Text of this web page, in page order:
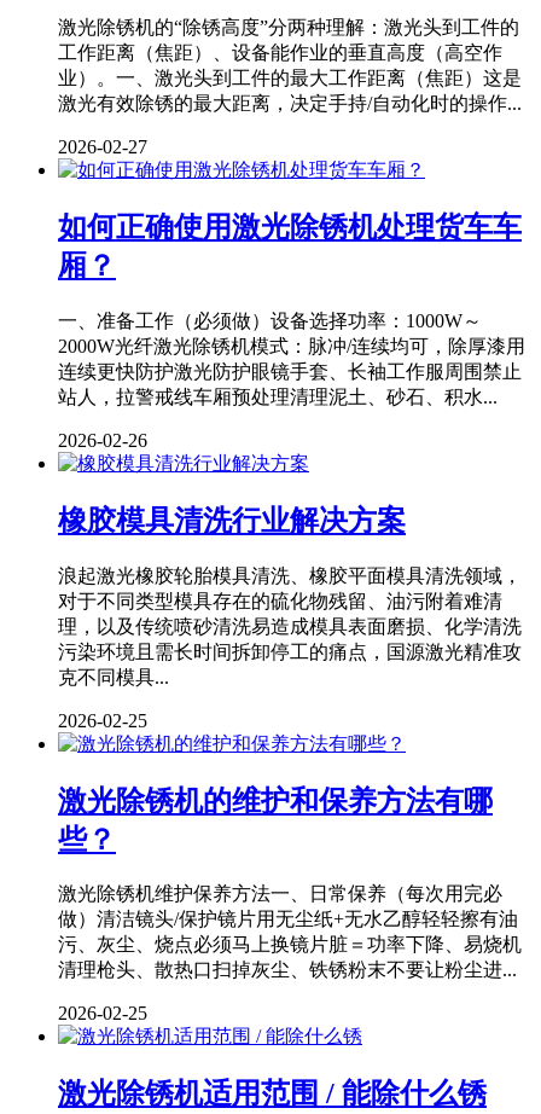
激光除锈机的“除锈高度”分两种理解：激光头到工件的
工作距离（焦距）、设备能作业的垂直高度（高空作
业）。一、激光头到工件的最大工作距离（焦距）这是
激光有效除锈的最大距离，决定手持/自动化时的操作...
2026-02-27
如何正确使用激光除锈机处理货车车
厢？
一、准备工作（必须做）设备选择功率：1000W～
2000W光纤激光除锈机模式：脉冲/连续均可，除厚漆用
连续更快防护激光防护眼镜手套、长袖工作服周围禁止
站人，拉警戒线车厢预处理清理泥土、砂石、积水...
2026-02-26
橡胶模具清洗行业解决方案
浪起激光橡胶轮胎模具清洗、橡胶平面模具清洗领域，
对于不同类型模具存在的硫化物残留、油污附着难清
理，以及传统喷砂清洗易造成模具表面磨损、化学清洗
污染环境且需长时间拆卸停工的痛点，国源激光精准攻
克不同模具...
2026-02-25
激光除锈机的维护和保养方法有哪
些？
激光除锈机维护保养方法一、日常保养（每次用完必
做）清洁镜头/保护镜片用无尘纸+无水乙醇轻轻擦有油
污、灰尘、烧点必须马上换镜片脏＝功率下降、易烧机
清理枪头、散热口扫掉灰尘、铁锈粉末不要让粉尘进...
2026-02-25
激光除锈机适用范围 / 能除什么锈